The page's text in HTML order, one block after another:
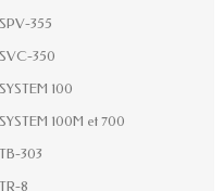
SPV-355
SVC-350
SYSTEM 100
SYSTEM 100M et 700
TB-303
TR-8